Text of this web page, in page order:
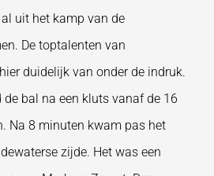
uit het kamp van de
De toptalenten van
duidelijk van onder de indruk.
bal na een kluts vanaf de 16
Na 8 minuten kwam pas het
zijde. Het was een